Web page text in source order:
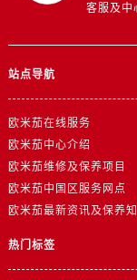
客服及中
站点导航
欧米茄在线服务
欧米茄中心介绍
欧米茄维修及保养项目
欧米茄中国区服务网点
欧米茄最新资讯及保养
热门标签